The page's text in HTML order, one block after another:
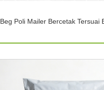
Beg Poli Mailer Bercetak Tersuai